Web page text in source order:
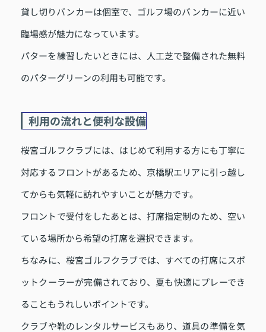
貸し切りバンカーは個室で、ゴルフ場のバンカーに近い
臨場感が魅力になっています。
パターを練習したいときには、人工芝で整備された無料
のパターグリーンの利用も可能です。
利用の流れと便利な設備
桜宮ゴルフクラブには、はじめて利用する方にも丁寧に
対応するフロントがあるため、京橋駅エリアに引っ越し
てからも気軽に訪れやすいことが魅力です。
フロントで受付をしたあとは、打席指定制のため、空い
ている場所から希望の打席を選択できます。
ちなみに、桜宮ゴルフクラブでは、すべての打席にスポ
ットクーラーが完備されており、夏も快適にプレーでき
ることもうれしいポイントです。
クラブや靴のレンタルサービスもあり、道具の準備を気